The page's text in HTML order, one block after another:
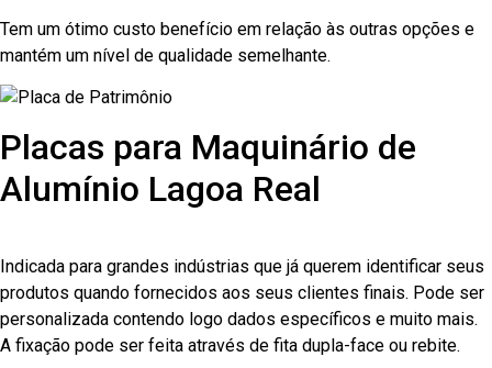
Tem um ótimo custo benefício em relação às outras opções e
mantém um nível de qualidade semelhante.
Placas para Maquinário de
Alumínio Lagoa Real
Indicada para grandes indústrias que já querem identificar seus
produtos quando fornecidos aos seus clientes finais. Pode ser
personalizada contendo logo dados específicos e muito mais.
A fixação pode ser feita através de fita dupla-face ou rebite.